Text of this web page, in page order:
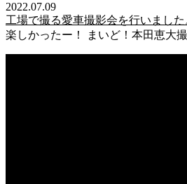
2022.07.09
工場で撮る愛車撮影会を行いました
楽しかったー！ まいど！本田恵大